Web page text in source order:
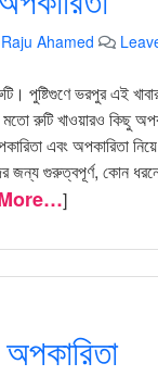
Raju Ahamed
পুষ্টিগুণে ভরপুর এই
রুটি খাওয়ারও কিছু
এবং অপকারিতা নিয়ে
জন্য গুরুত্বপূর্ণ, কোন
]